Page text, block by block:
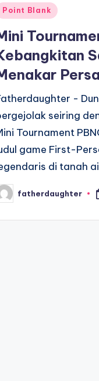
Point Blank
-
seiring
Tournament
game First-
di tanah
fatherdaughter